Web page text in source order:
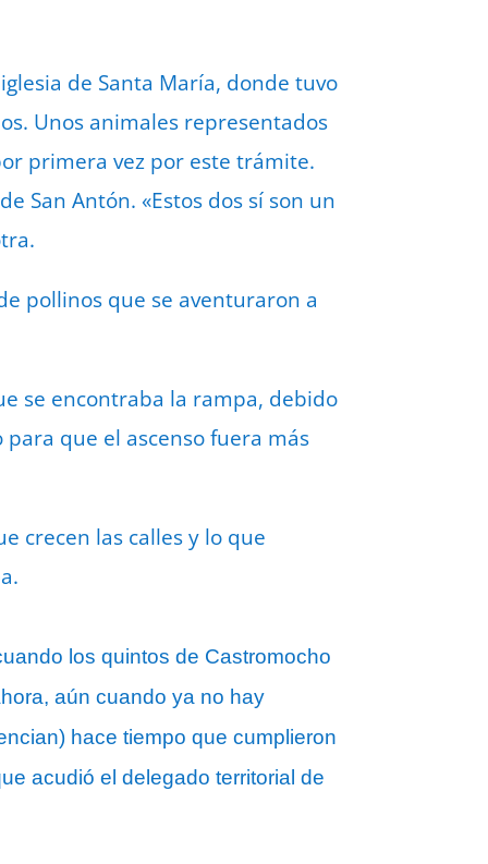
de Santa María, donde tuvo
Unos animales representados
primera vez por este trámite.
San Antón. «Estos dos sí son un
pollinos que se aventuraron a
se encontraba la rampa, debido
que el ascenso fuera más
crecen las calles y lo que
los quintos de Castromocho
aún cuando ya no hay
hace tiempo que cumplieron
acudió el delegado territorial de